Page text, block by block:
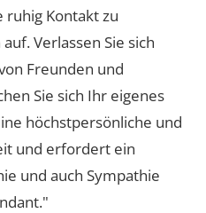
ruhig Kontakt zu
Verlassen Sie sich
Freunden und
Sie sich Ihr eigenes
höchstpersönliche und
und erfordert ein
und auch Sympathie